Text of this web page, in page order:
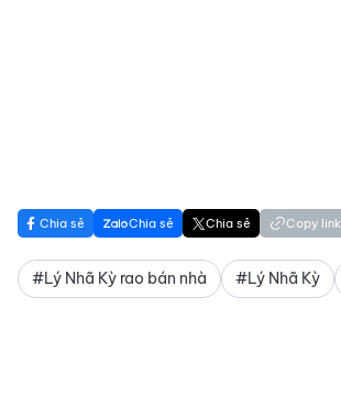
Chia sẻ Chia sẻ Chia sẻ Copy link
#Lý Nhã Kỳ rao bán nhà #Lý Nhã Kỳ